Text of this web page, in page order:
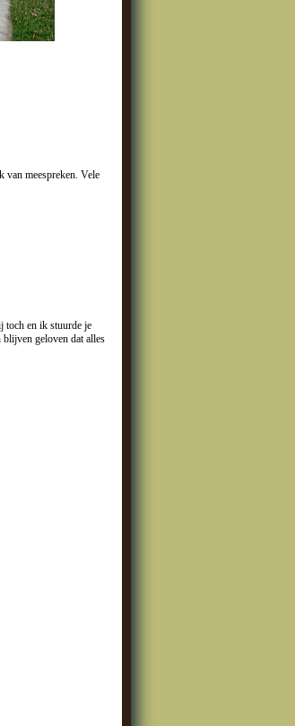
van meespreken. Vele
toch en ik stuurde je
geloven dat alles